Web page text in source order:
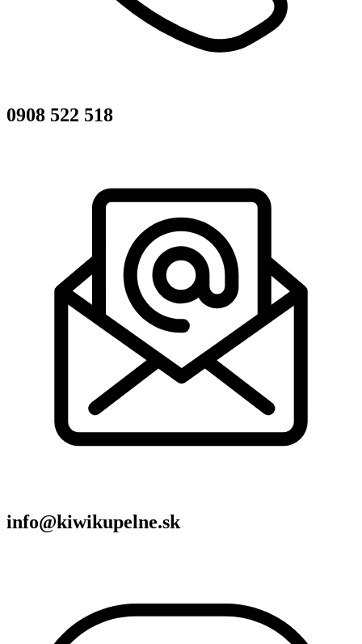
0908 522 518
info@kiwikupelne.sk